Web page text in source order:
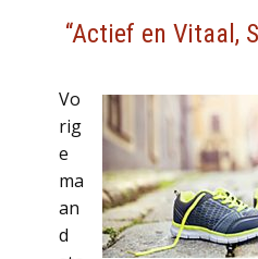
“Actief en Vitaal,
Vo
rig
e
ma
an
d